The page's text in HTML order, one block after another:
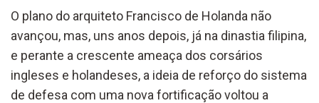
O plano do arquiteto Francisco de Holanda não
avançou, mas, uns anos depois, já na dinastia filipina,
e perante a crescente ameaça dos corsários
ingleses e holandeses, a ideia de reforço do sistema
de defesa com uma nova fortificação voltou a